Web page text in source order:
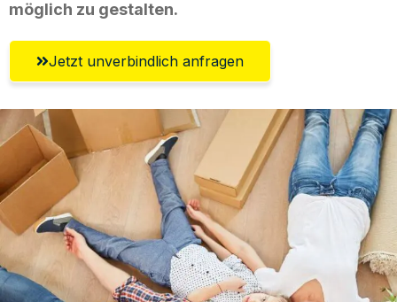
möglich zu gestalten.
Jetzt unverbindlich anfragen